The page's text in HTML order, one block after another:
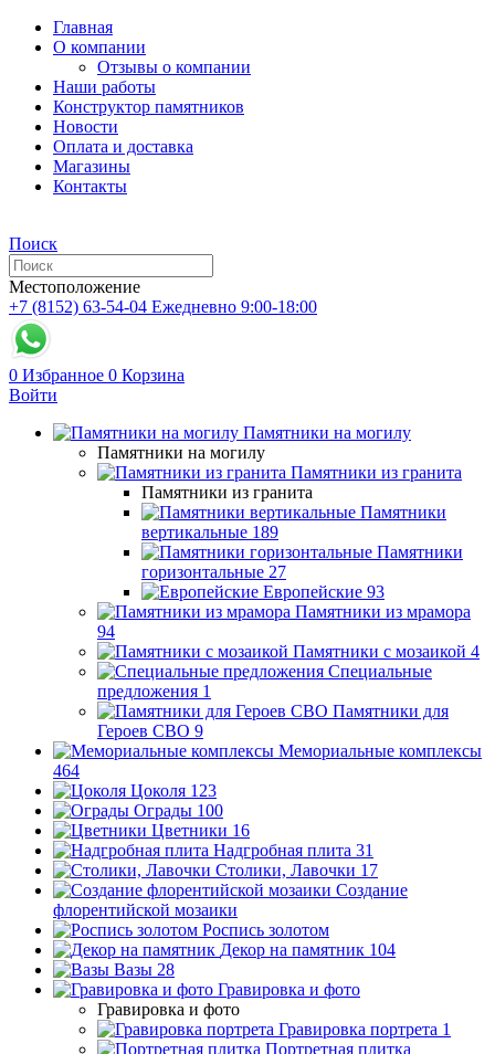
Главная
О компании
Отзывы о компании
Наши работы
Конструктор памятников
Новости
Оплата и доставка
Магазины
Контакты
Поиск
Местоположение
+7 (8152) 63-54-04 Ежедневно 9:00-18:00
0 Избранное 0 Корзина
Войти
Памятники на могилу
Памятники на могилу
Памятники из гранита
Памятники из гранита
Памятники
вертикальные 189
Памятники
горизонтальные 27
Европейские 93
Памятники из мрамора
94
Памятники с мозаикой 4
Специальные
предложения 1
Памятники для
Героев СВО 9
Мемориальные комплексы
464
Цоколя 123
Ограды 100
Цветники 16
Надгробная плита 31
Столики, Лавочки 17
Создание
флорентийской мозаики
Роспись золотом
Декор на памятник 104
Вазы 28
Гравировка и фото
Гравировка и фото
Гравировка портрета 1
Портретная плитка